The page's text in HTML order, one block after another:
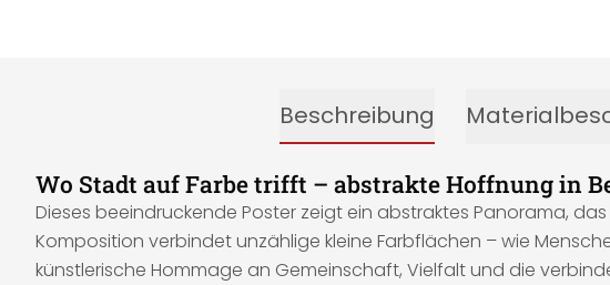
Beschreibung
Wo Stadt auf Farbe trifft – abstrakte Hoffnung in
Dieses beeindruckende Poster zeigt ein abstraktes Panorama,
Komposition verbindet unzählige kleine Farbflächen – wie
künstlerische Hommage an Gemeinschaft, Vielfalt und die